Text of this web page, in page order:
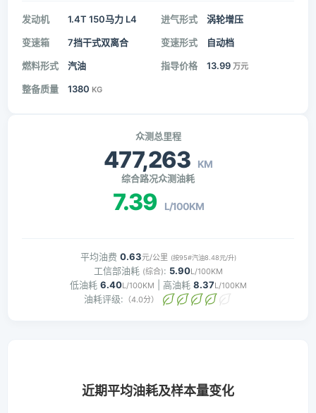
发动机 1.4T 150马力 L4 进气形式 涡轮增压
变速箱 7挡干式双离合 变速形式 自动档
燃料形式 汽油 指导价格 13.99 万元
整备质量 1380 KG
众测总里程
477,263 KM
综合路况众测油耗
7.39 L/100KM
平均油费 0.63元/公里 (按95#汽油8.48元/升)
工信部油耗 (综合): 5.90L/100KM
低油耗 6.40L/100KM | 高油耗 8.37L/100KM
油耗评级: （4.0分）